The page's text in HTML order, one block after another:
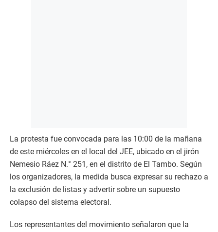
La protesta fue convocada para las 10:00 de la mañana
de este miércoles en el local del JEE, ubicado en el jirón
Nemesio Ráez N.° 251, en el distrito de El Tambo. Según
los organizadores, la medida busca expresar su rechazo a
la exclusión de listas y advertir sobre un supuesto
colapso del sistema electoral.
Los representantes del movimiento señalaron que la